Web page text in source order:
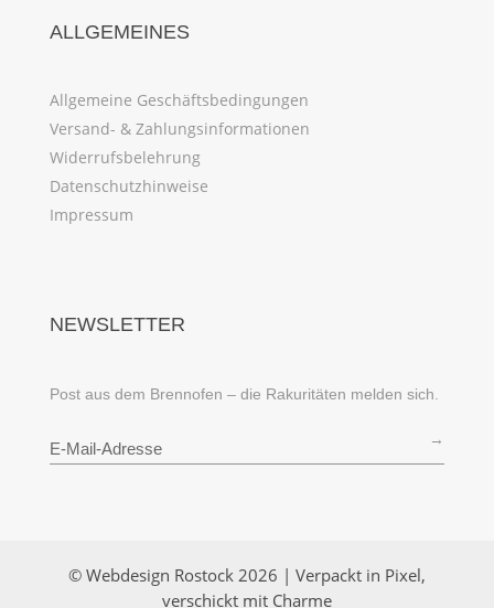
ALLGEMEINES
Allgemeine Geschäftsbedingungen
Versand- & Zahlungsinformationen
Widerrufsbelehrung
Datenschutzhinweise
Impressum
NEWSLETTER
Post aus dem Brennofen – die Rakuritäten melden sich.
→
© Webdesign Rostock 2026 | Verpackt in Pixel,
verschickt mit Charme